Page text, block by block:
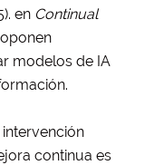
en Continual
modelos de IA
continua es